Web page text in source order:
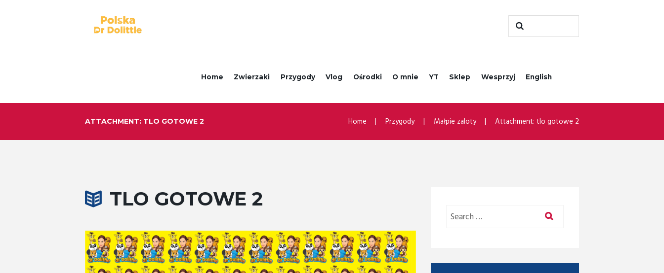
Home Zwierzaki Przygody Vlog Ośrodki O mnie YT Sklep Wesprzyj English
ATTACHMENT: TLO GOTOWE 2 Home Przygody Małpie zaloty Attachment: tlo gotowe 2
TLO GOTOWE 2